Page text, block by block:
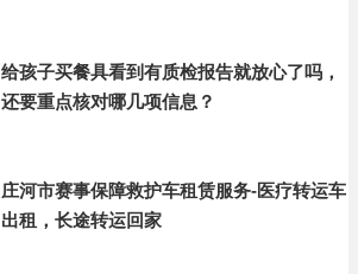
给孩子买餐具看到有质检报告就放心了吗，
还要重点核对哪几项信息？
庄河市赛事保障救护车租赁服务-医疗转运车
出租，长途转运回家